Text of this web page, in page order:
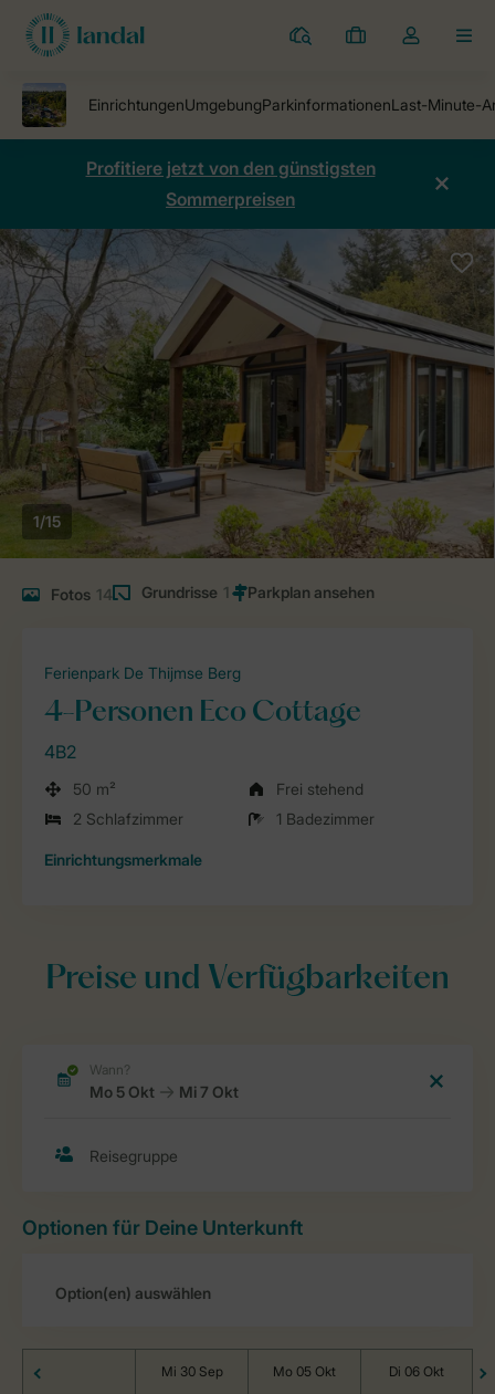
Ferienparks
Meine
Dropdown-
öffnen
Profitiere jetzt von den günstigsten
Sommerpreisen
1/15
Fotos 14 Grundrisse 1
Ferienpark De Thijmse Berg
4-Personen Eco Cottage
4B2
50 m²
Frei stehend
2 Schlafzimmer
1 Badezimmer
Einrichtungsmerkmale
Preise und Verfügbarkeiten
Optionen für Deine Unterkunft
Mi 30 Sep Mo 05 Okt Di 06 Okt